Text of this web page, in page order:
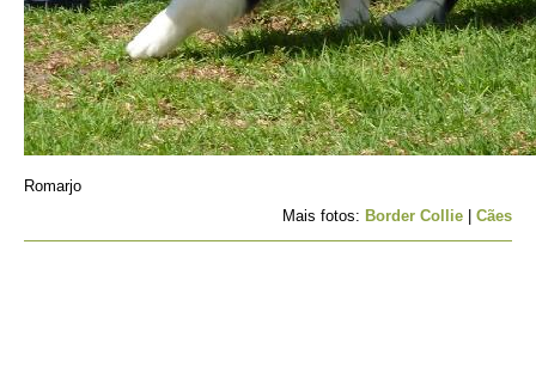
Romarjo
Mais fotos: Border Collie Cães